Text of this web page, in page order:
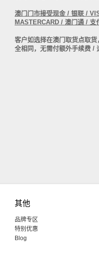
澳门门市接受现金 / 银联 /
MASTERCARD / 澳门通 / 支
客户如选择在澳门取货点取
全相同，无需付额外手续费 /
其他
品牌专区
特别优惠
Blog